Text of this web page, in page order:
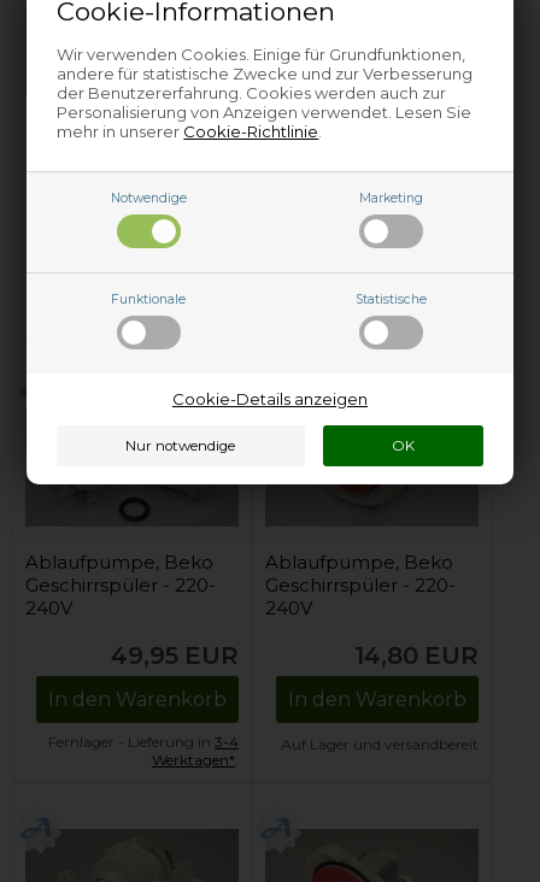
Cookie-Informationen
Wir verwenden Cookies. Einige für Grundfunktionen,
andere für statistische Zwecke und zur Verbesserung
der Benutzererfahrung. Cookies werden auch zur
Personalisierung von Anzeigen verwendet. Lesen Sie
mehr in unserer Cookie-Richtlinie
Notwendige Marketing
Funktionale Statistische
Cookie-Details anzeigen
Ablaufpumpe, Beko
28,95
In den Warenkorb
Auf Lager und versandbereit
Ablaufpumpe, Beko
28,95
In den Warenkorb
Auf Lager und versandbereit
Ablaufpumpe, Beko
Geschirrspüler - 220-
240V
49,95 EUR
In den Warenkorb
Fernlager - Lieferung in 3-4
Werktagen*
Ablaufpumpe, Beko
Geschirrspüler - 220-
240V
14,80 EUR
In den Warenkorb
Auf Lager und versandbereit